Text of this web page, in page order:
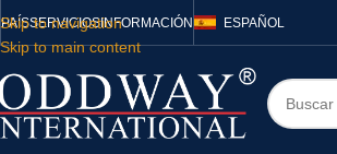
Skip to navigation
Skip to main content
PAÍSSERVICIOSINFORMACIÓN ESPAÑOL